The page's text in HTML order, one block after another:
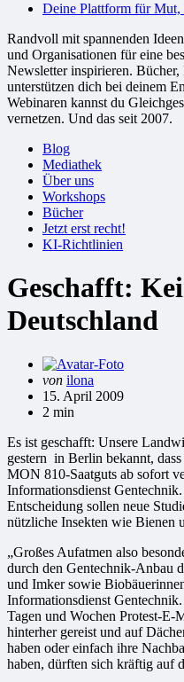
Welt
Deine Plattform für
Randvoll mit spannenden
und Organisationen für eine
Newsletter inspirieren.
unterstützen dich bei deinem
Webinaren kannst du
vernetzen. Und das seit 2007.
Blog
Mediathek
Über uns
Workshops
Bücher
Jetzt erst recht!
KI-Richtlinien
Geschafft:
Deutschland
Gepostet
von
von ilona
15. April 2009
2 min
Es ist geschafft: Unsere
gestern in Berlin bekannt,
MON 810-Saatguts ab sofort
Informationsdienst
Entscheidung sollen neue
nützliche Insekten wie Bienen
„Großes Aufatmen also
durch den Gentechnik-Anbau
und Imker sowie
Informationsdienst
Tagen und Wochen Protest-E-
hinterher gereist und auf
haben oder einfach ihre
haben, dürften sich kräftig auf